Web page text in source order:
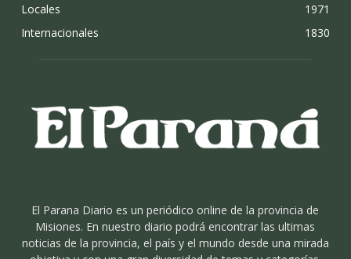
Locales
1971
Internacionales
1830
El Parana Diario es un periódico online de la provincia de
Misiones. En nuestro diario podrá encontrar las ultimas
noticias de la provincia, el país y el mundo desde una mirada